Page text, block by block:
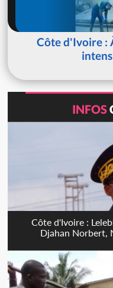
Côte d'Ivoire :
INFOS
Côte d'Ivoire :
Djahan Norbert,